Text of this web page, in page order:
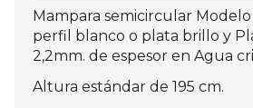
Mampara semicircular
perfil blanco o plata brillo y
2,2mm. de espesor en Agua
Altura estándar de 195 cm.